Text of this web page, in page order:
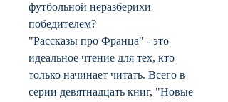
футбольной неразберихи
победителем?
"Рассказы про Франца" - это
идеальное чтение для тех, кто
только начинает читать. Всего в
серии девятнадцать книг, "Новые